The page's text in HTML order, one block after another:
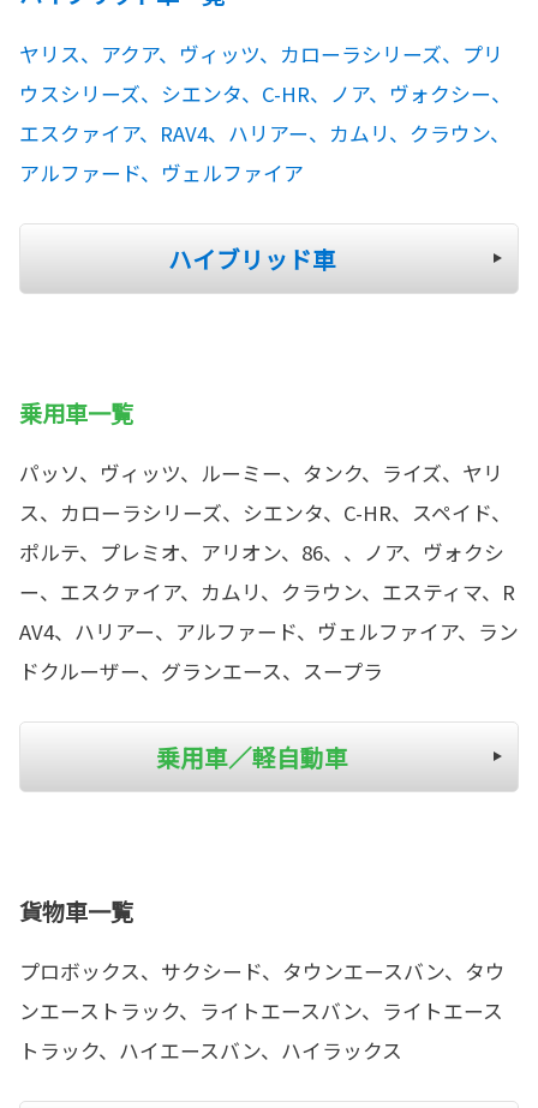
ヤリス、アクア、ヴィッツ、カローラシリーズ、プリ
ウスシリーズ、シエンタ、C-HR、ノア、ヴォクシー、
エスクァイア、RAV4、ハリアー、カムリ、クラウン、
アルファード、ヴェルファイア
ハイブリッド車
乗用車一覧
パッソ、ヴィッツ、ルーミー、タンク、ライズ、ヤリ
ス、カローラシリーズ、シエンタ、C-HR、スペイド、
ポルテ、プレミオ、アリオン、86、、ノア、ヴォクシ
ー、エスクァイア、カムリ、クラウン、エスティマ、R
AV4、ハリアー、アルファード、ヴェルファイア、ラン
ドクルーザー、グランエース、スープラ
乗用車／軽自動車
貨物車一覧
プロボックス、サクシード、タウンエースバン、タウ
ンエーストラック、ライトエースバン、ライトエース
トラック、ハイエースバン、ハイラックス